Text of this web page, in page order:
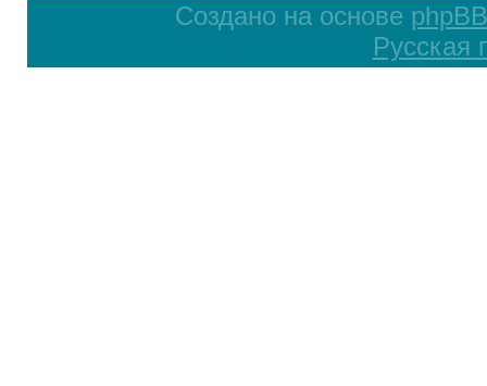
Создано на основе phpBB
Русская